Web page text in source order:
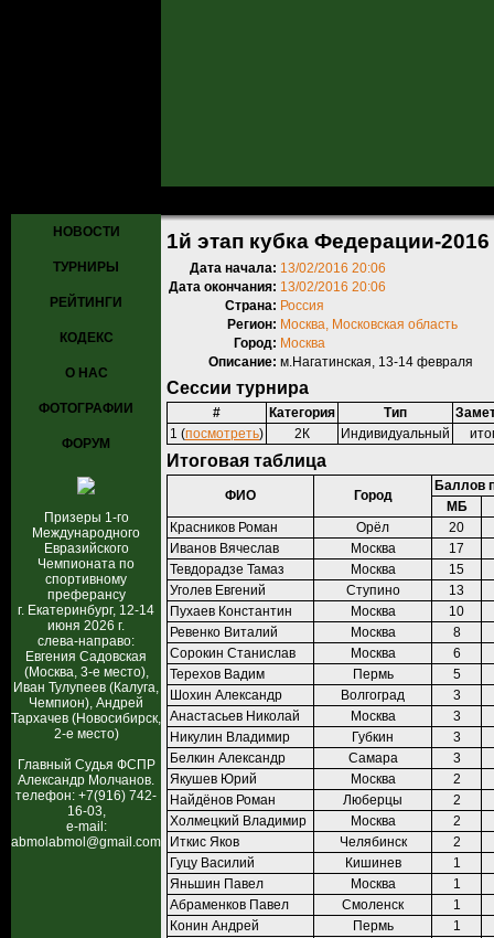
НОВОСТИ
ТУРНИРЫ
РЕЙТИНГИ
КОДЕКС
О НАС
ФОТОГРАФИИ
ФОРУМ
Призеры 1-го
Международного
Евразийского
Чемпионата по
спортивному
преферансу
г. Екатеринбург, 12-14
июня 2026 г.
слева-направо:
Евгения Садовская
(Москва, 3-е место),
Иван Тулупеев (Калуга,
Чемпион), Андрей
Тархачев (Новосибирск,
2-е место)
Главный Судья ФСПР
Александр Молчанов.
телефон: +7(916) 742-
16-03,
e-mail:
abmolabmol@gmail.com
1й этап кубка Федерации-
Дата начала: 13/02/2016 20:06
Дата окончания: 13/02/2016 20:06
Страна: Россия
Регион: Москва, Московская область
Город: Москва
Описание: м.Нагатинская, 13-14 февраля
Сессии турнира
# Категория Тип
1 (посмотреть) 2К Индивидуальный
Итоговая таблица
ФИО Город
Баллов
МБ
Красников Роман
Орёл
20
Иванов Вячеслав
Москва
17
Тевдорадзе Тамаз
Москва
15
Уголев Евгений
Ступино
13
Пухаев Константин
Москва
10
Ревенко Виталий
Москва
8
Сорокин Станислав
Москва
6
Терехов Вадим
Пермь
5
Шохин Александр
Волгоград
3
Анастасьев Николай
Москва
3
Никулин Владимир
Губкин
3
Белкин Александр
Самара
3
Якушев Юрий
Москва
2
Найдёнов Роман
Люберцы
2
Холмецкий Владимир
Москва
2
Иткис Яков
Челябинск
2
Гуцу Василий
Кишинев
1
Яньшин Павел
Москва
1
Абраменков Павел
Смоленск
1
Конин Андрей
Пермь
1